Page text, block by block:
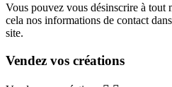
Vous pouvez vous désinscrire à tout
cela nos informations de contact
site.
Vendez vos créations